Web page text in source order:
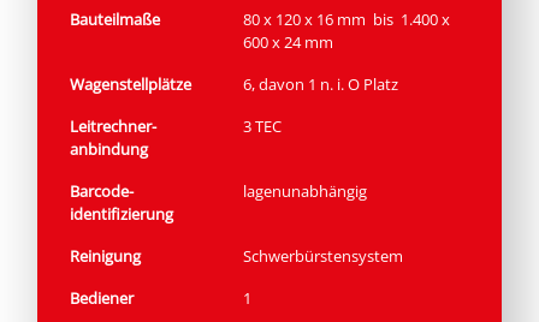
Bauteilmaße
80 x 120 x 16 mm bis 1.400 x
600 x 24 mm
Wagen­stellplätze
6, davon 1 n. i. O Platz
Leitrechner­
anbindung
3 TEC
Barcode­
identifizierung
lagenunabhängig
Reinigung
Schwerbürstensystem
Bediener
1